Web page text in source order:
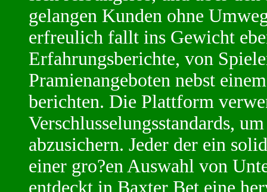
gelangen Kunden ohne
erfreulich fallt ins Gewicht
Erfahrungsberichte, von
Pramienangeboten nebst
berichten. Die Plattform
Verschlusselungsstandards,
abzusichern. Jeder der ein
einer gro?en Auswahl von
entdeckt in Baxter Bet eine